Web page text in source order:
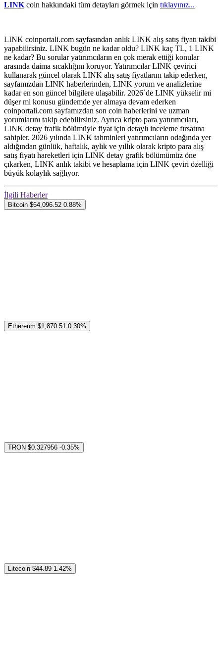
LINK coin hakkındaki tüm detayları görmek için tıklayınız...
LINK coinportali.com sayfasından anlık LINK alış satış fiyatı takibi
yapabilirsiniz. LINK bugün ne kadar oldu? LINK kaç TL, 1 LINK
ne kadar? Bu sorular yatırımcıların en çok merak ettiği konular
arasında daima sıcaklığını koruyor. Yatırımcılar LINK çevirici
kullanarak güncel olarak LINK alış satış fiyatlarını takip ederken,
sayfamızdan LINK haberlerinden, LINK yorum ve analizlerine
kadar en son güncel bilgilere ulaşabilir. 2026`de LINK yükselir mi
düşer mi konusu gündemde yer almaya devam ederken
coinportali.com sayfamızdan son coin haberlerini ve uzman
yorumlarını takip edebilirsiniz. Ayrıca kripto para yatırımcıları,
LINK detay frafik bölümüyle fiyat için detaylı inceleme fırsatına
sahipler. 2026 yılında LINK tahminleri yatırımcıların odağında yer
aldığından günlük, haftalık, aylık ve yıllık olarak kripto para alış
satış fiyatı hareketleri için LINK detay grafik bölümümüz öne
çıkarken, LINK anlık takibi ve hesaplama için LINK çeviri özelliği
büyük kolaylık sağlıyor.
İlgili Haberler
Bitcoin $64,096.52 0.88%
Ethereum $1,870.51 0.30%
TRON $0.327956 -0.35%
Litecoin $44.89 1.42%